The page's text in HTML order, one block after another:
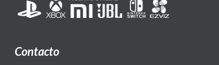
Contacto